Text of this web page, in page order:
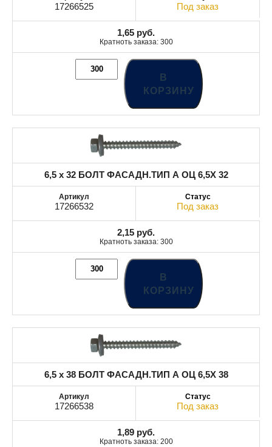
17266525 Под заказ
1,65 руб.
Кратноть заказа: 300
В
КОРЗИНУ
6,5 x 32 БОЛТ ФАСАДН.ТИП А ОЦ 6,5X 32
17266532 Под заказ
2,15 руб.
Кратноть заказа: 300
В
КОРЗИНУ
6,5 x 38 БОЛТ ФАСАДН.ТИП А ОЦ 6,5X 38
17266538 Под заказ
1,89 руб.
Кратноть заказа: 200